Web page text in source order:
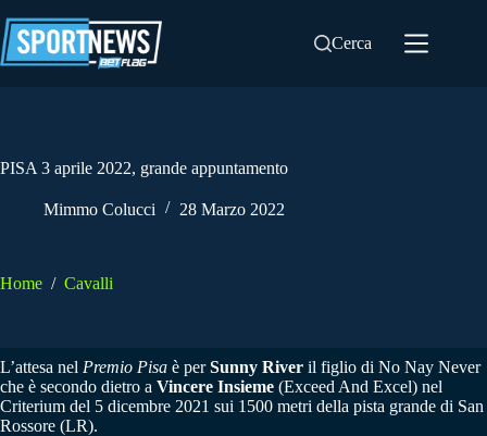
al
contenuto
Cerca
PISA 3 aprile 2022, grande appuntamento
Mimmo Colucci 28 Marzo 2022
Home / Cavalli
L’attesa nel Premio Pisa è perSunny River il figlio di No Nay Never
che è secondo dietro a Vincere Insieme (Exceed And Excel) nel
Criterium del 5 dicembre 2021 sui 1500 metri della pista grande di San
Rossore (LR).